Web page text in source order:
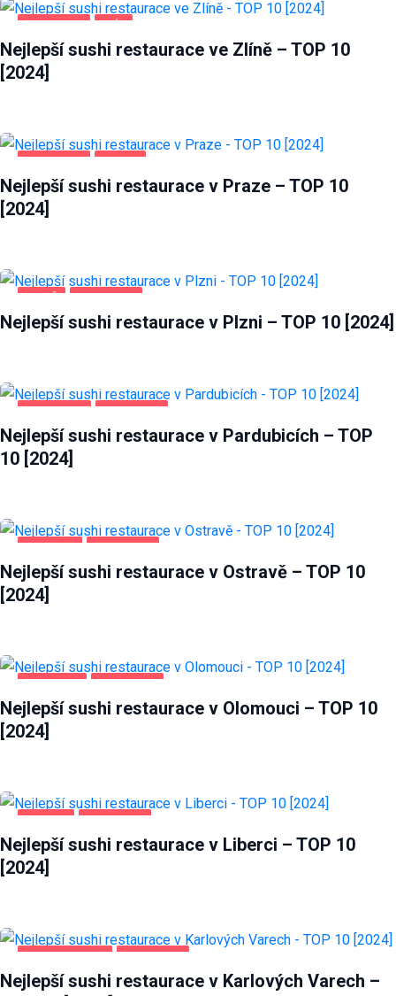
POTRAVINY ZLÍN
Nejlepší sushi restaurace ve Zlíně – TOP 10
[2024]
POTRAVINY PRAHA
Nejlepší sushi restaurace v Praze – TOP 10
[2024]
PLZEŇ POTRAVINY
Nejlepší sushi restaurace v Plzni – TOP 10 [2024]
PARDUBICE POTRAVINY
Nejlepší sushi restaurace v Pardubicích – TOP
10 [2024]
OSTRAVA POTRAVINY
Nejlepší sushi restaurace v Ostravě – TOP 10
[2024]
OLOMOUC POTRAVINY
Nejlepší sushi restaurace v Olomouci – TOP 10
[2024]
LIBEREC POTRAVINY
Nejlepší sushi restaurace v Liberci – TOP 10
[2024]
KARLOVY VARY POTRAVINY
Nejlepší sushi restaurace v Karlových Varech –